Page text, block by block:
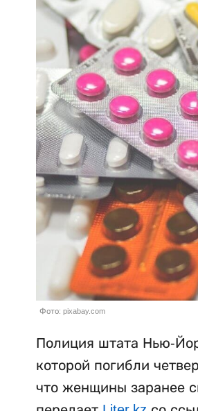
Фото: pixabay.com
Полиция штата Нью-
которой погибли
что женщины заранее